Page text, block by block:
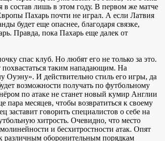
в состав лишь в этом году. В первом же матче
Пахарь почти не играл. А если Латвия
будет еще опаснее, благодаря связке,
Правда, пока Пахарь еще далек от
спас клуб. Но любят его не только за это.
таким нападающим. На
Оуэну». И действительно стиль его игры, да
возможности получать по футбольному
по атаке не станет новый кумир Англии
месяцев, чтобы возвратиться к своему
заставит говорить специалистов о себе на
хитрость. Очевидно, что место
и бесхитростности атак. Опят
различным оборонительным порядкам